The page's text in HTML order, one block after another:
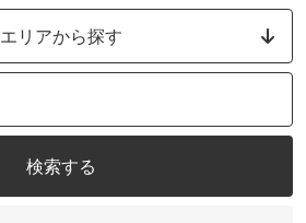
エリアから探す
検索する